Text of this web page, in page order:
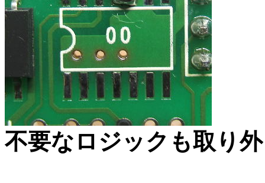
不要なロジックも取り